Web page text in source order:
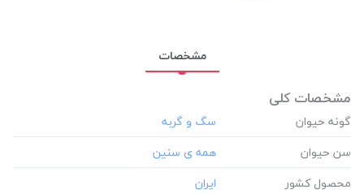
مشخصات
مشخصات کلی
گونه حیوان
سن حیوان
محصول کشور